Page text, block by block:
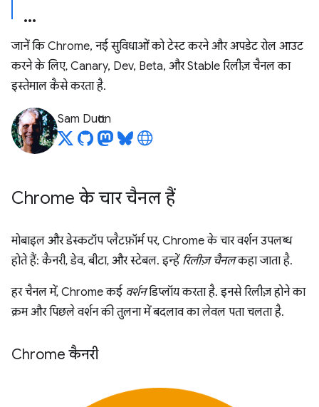
जानें कि Chrome, नई सुविधाओं को टेस्ट करने और अपडेट रोल आउट
करने के लिए, Canary, Dev, Beta, और Stable रिलीज़ चैनल का
इस्तेमाल कैसे करता है.
Sam Dutton
Chrome के चार चैनल हैं
मोबाइल और डेस्कटॉप प्लैटफ़ॉर्म पर, Chrome के चार वर्शन उपलब्ध
होते हैं: कैनरी, डेव, बीटा, और स्टेबल. इन्हें रिलीज़ चैनलकहा जाता है.
हर चैनल में, Chrome कई वर्शनडिप्लॉय करता है. इनसे रिलीज़ होने का
क्रम और पिछले वर्शन की तुलना में बदलाव का लेवल पता चलता है.
Chrome कैनरी